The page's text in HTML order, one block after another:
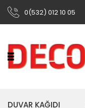
0(532) 012 10 05
DUVAR KAĞIDI